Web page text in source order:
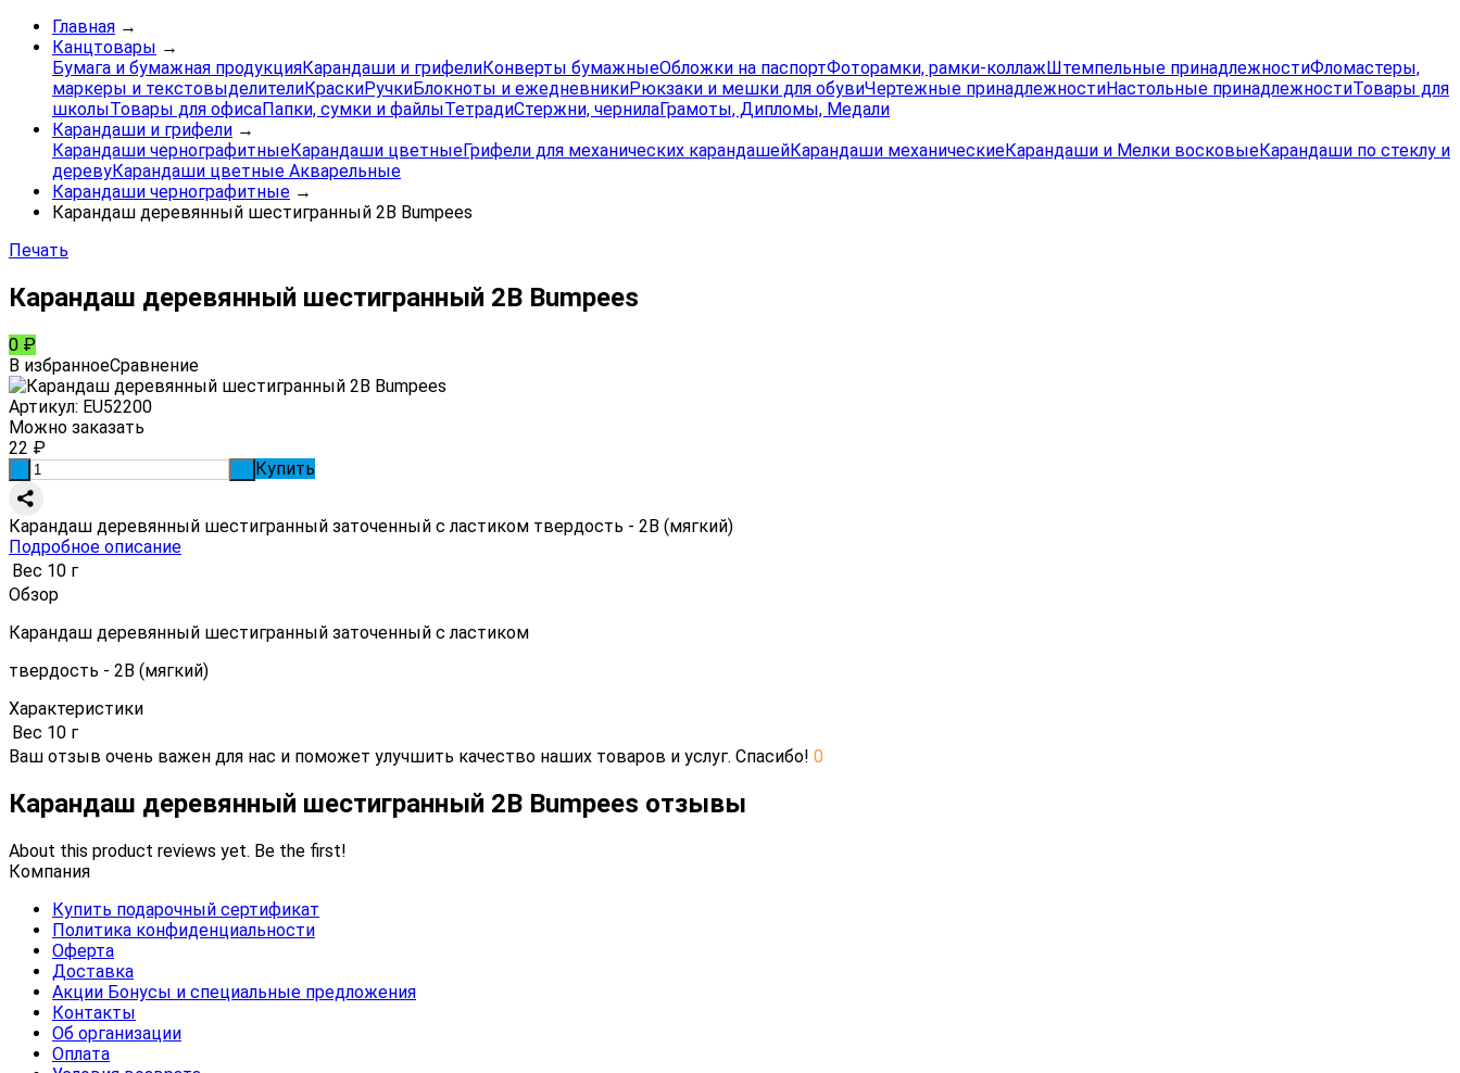
Главная →
Канцтовары →
Бумага и бумажная продукцияКарандаши и грифелиКонверты бумажныеОбложки на паспортФоторамки, рамки-коллажШтемпельные принадлежностиФломастеры,
маркеры и текстовыделителиКраскиРучкиБлокноты и ежедневникиРюкзаки и мешки для обувиЧертежные принадлежностиНастольные принадлежностиТовары для
школыТовары для офисаПапки, сумки и файлыТетрадиСтержни, чернилаГрамоты, Дипломы, Медали
Карандаши и грифели →
Карандаши чернографитныеКарандаши цветныеГрифели для механических карандашейКарандаши механическиеКарандаши и Мелки восковыеКарандаши по стеклу и
деревуКарандаши цветные Акварельные
Карандаши чернографитные →
Карандаш деревянный шестигранный 2B Bumpees
Печать
Карандаш деревянный шестигранный 2B Bumpees
0 ₽
В избранноеСравнение
Артикул: EU52200
Можно заказать
22 ₽
Купить
Карандаш деревянный шестигранный заточенный с ластиком твердость - 2B (мягкий)
Подробное описание
Вес 10 г
Обзор
Карандаш деревянный шестигранный заточенный с ластиком
твердость - 2B (мягкий)
Характеристики
Вес 10 г
Ваш отзыв очень важен для нас и поможет улучшить качество наших товаров и услуг. Спасибо! 0
Карандаш деревянный шестигранный 2B Bumpees отзывы
About this product reviews yet. Be the first!
Компания
Купить подарочный сертификат
Политика конфиденциальности
Оферта
Доставка
Акции Бонусы и специальные предложения
Контакты
Об организации
Оплата